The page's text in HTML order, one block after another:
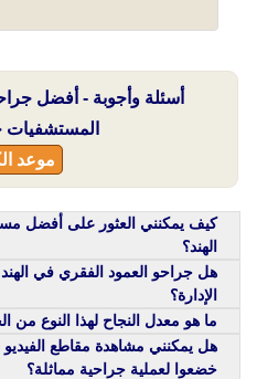
أسئلة وأجوبة - أفضل
المستشفيات
موعد
كيف يمكنني العثور على أفضل
الهند؟
هل جراحو العمود الفقري في
الإدارة؟
ما هو معدل النجاح لهذا النوع من
هل يمكنني مشاهدة مقاطع
خضعوا لعملية جراحية مماثلة؟